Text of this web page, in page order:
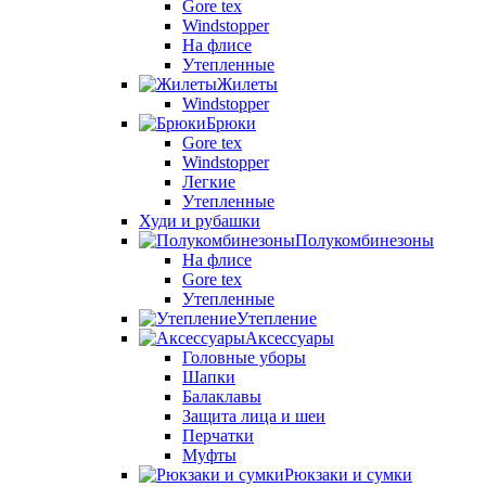
Gore tex
Windstopper
На флисе
Утепленные
Жилеты
Windstopper
Брюки
Gore tex
Windstopper
Легкие
Утепленные
Худи и рубашки
Полукомбинезоны
На флисе
Gore tex
Утепленные
Утепление
Аксессуары
Головные уборы
Шапки
Балаклавы
Защита лица и шеи
Перчатки
Муфты
Рюкзаки и сумки